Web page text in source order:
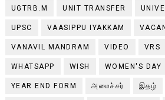
UGTRB.M UNIT TRANSFER
UPSC VAASIPPU IYAKKAM
VANAVIL MANDRAM VIDEO VRS
WHATSAPP WISH WOMEN'S DAY
YEAR END FORM அமைச்சர் இதழ்